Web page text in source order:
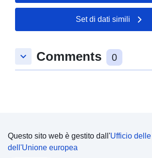
4.06519604, 48.03137207 ],
[ 4.06519604, 46.90095139
], [ 5.51853752,
5.51853752, 48.03137207 ]
Set di dati simili
keyboard_arrow_down Comments 0
Questo sito web è gestito dall'Ufficio
dell'Unione europea